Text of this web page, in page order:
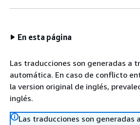
En esta página
Las traducciones son generadas a
automática. En caso de conflicto
la version original de inglés,
inglés.
Las traducciones son generadas